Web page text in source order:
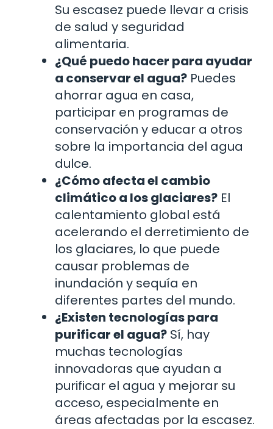
Su escasez puede llevar a crisis
de salud y seguridad
alimentaria.
¿Qué puedo hacer para ayudar
a conservar el agua? Puedes
ahorrar agua en casa,
participar en programas de
conservación y educar a otros
sobre la importancia del agua
dulce.
¿Cómo afecta el cambio
climático a los glaciares? El
calentamiento global está
acelerando el derretimiento de
los glaciares, lo que puede
causar problemas de
inundación y sequía en
diferentes partes del mundo.
¿Existen tecnologías para
purificar el agua? Sí, hay
muchas tecnologías
innovadoras que ayudan a
purificar el agua y mejorar su
acceso, especialmente en
áreas afectadas por la escasez.